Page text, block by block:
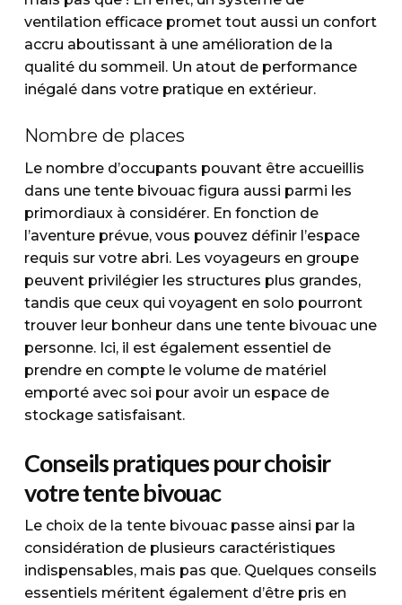
ventilation efficace promet tout aussi un confort
accru aboutissant à une amélioration de la
qualité du sommeil. Un atout de performance
inégalé dans votre pratique en extérieur.
Nombre de places
Le nombre d’occupants pouvant être accueillis
dans une tente bivouac figura aussi parmi les
primordiaux à considérer. En fonction de
l’aventure prévue, vous pouvez définir l’espace
requis sur votre abri. Les voyageurs en groupe
peuvent privilégier les structures plus grandes,
tandis que ceux qui voyagent en solo pourront
trouver leur bonheur dans une tente bivouac une
personne. Ici, il est également essentiel de
prendre en compte le volume de matériel
emporté avec soi pour avoir un espace de
stockage satisfaisant.
Conseils pratiques pour choisir
votre tente bivouac
Le choix de la tente bivouac passe ainsi par la
considération de plusieurs caractéristiques
indispensables, mais pas que. Quelques conseils
essentiels méritent également d’être pris en